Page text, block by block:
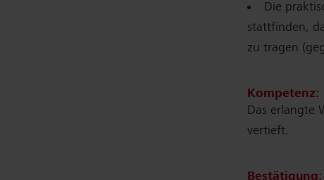
Die
stattfinden,
zu tragen
Kompetenz:
Das erlangte
vertieft.
Bestätigung: